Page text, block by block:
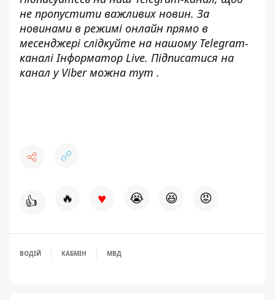
не пропустити важливих новин. За
новинами в режимі онлайн прямо в
месенджері слідкуйте на нашому Telegram-
каналіІнформатор Live. Підписатися на
канал у Viber можна тут .
👍 🔥 ♥ 😭 😆 😡
ВОДІЙ КАБМІН МВД